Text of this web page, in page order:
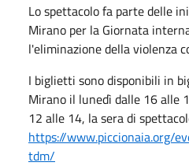
Lo spettacolo fa parte delle
Mirano per la Giornata
l'eliminazione della violenza
I biglietti sono disponibili in
Mirano il lunedì dalle 16 alle
12 alle 14, la sera di
https://www.piccionaia.org/
tdm/